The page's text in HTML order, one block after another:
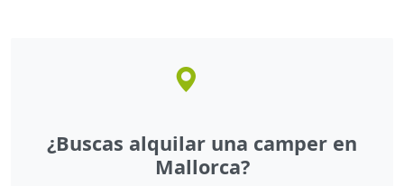
¿Buscas alquilar una camper en
Mallorca?